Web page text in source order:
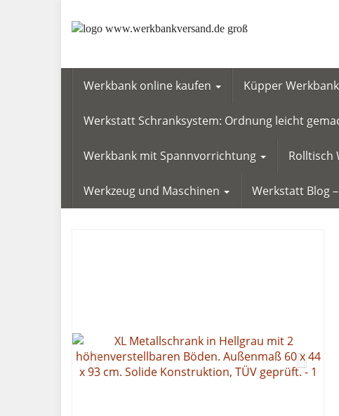
Werkbank online kaufen Küpper
Werkstatt Schranksystem: Ordnung leicht
Werkbank mit Spannvorrichtung Rolltisch
Werkzeug und Maschinen Werkstatt Blog